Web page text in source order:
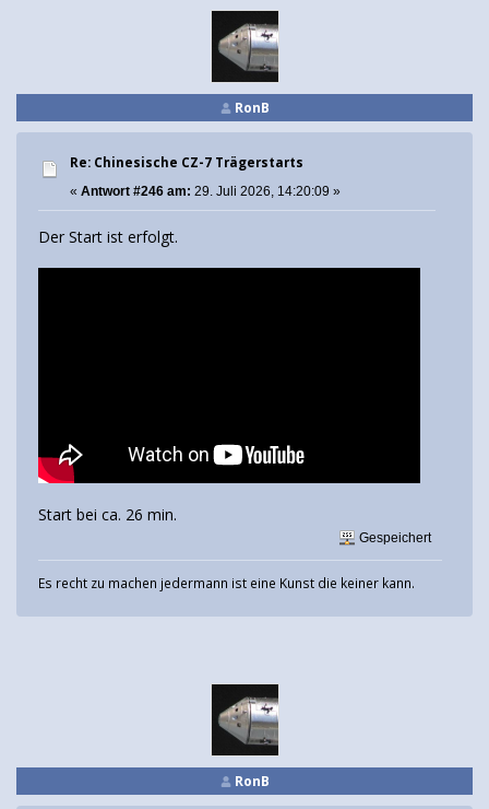
RonB
Re: Chinesische CZ-7 Trägerstarts
« Antwort #246 am: 29. Juli 2026, 14:20:09 »
Der Start ist erfolgt.
Start bei ca. 26 min.
Gespeichert
Es recht zu machen jedermann ist eine Kunst die keiner kann.
RonB